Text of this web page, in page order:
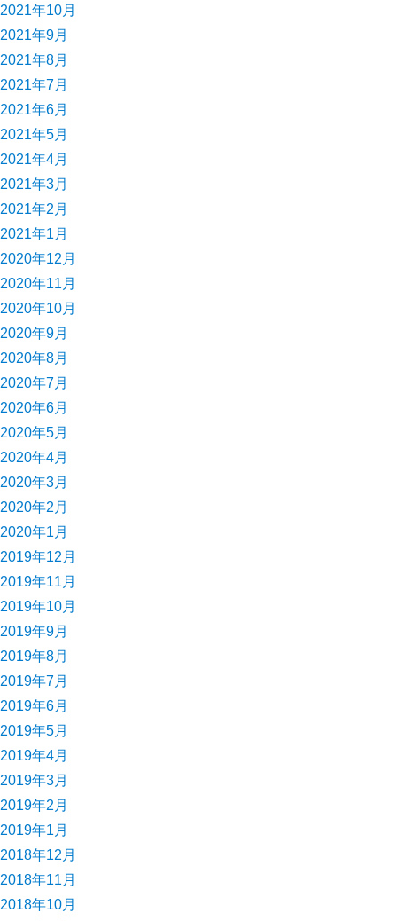
2021年10月
2021年9月
2021年8月
2021年7月
2021年6月
2021年5月
2021年4月
2021年3月
2021年2月
2021年1月
2020年12月
2020年11月
2020年10月
2020年9月
2020年8月
2020年7月
2020年6月
2020年5月
2020年4月
2020年3月
2020年2月
2020年1月
2019年12月
2019年11月
2019年10月
2019年9月
2019年8月
2019年7月
2019年6月
2019年5月
2019年4月
2019年3月
2019年2月
2019年1月
2018年12月
2018年11月
2018年10月